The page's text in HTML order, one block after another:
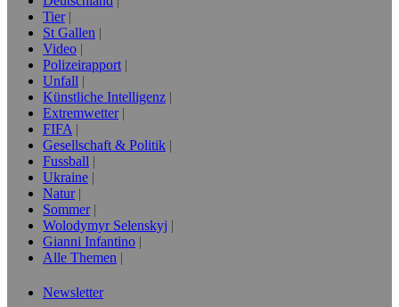
Tier
St Gallen
Video
Polizeirapport
Unfall
Künstliche Intelligenz
Extremwetter
FIFA
Gesellschaft & Politik
Fussball
Ukraine
Natur
Sommer
Wolodymyr Selenskyj
Gianni Infantino
Alle Themen
Newsletter